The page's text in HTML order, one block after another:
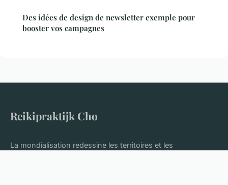
Des idées de design de newsletter exemple pour
booster vos campagnes
Reikipraktijk Cho
La mondialisation redessine les territoires et les